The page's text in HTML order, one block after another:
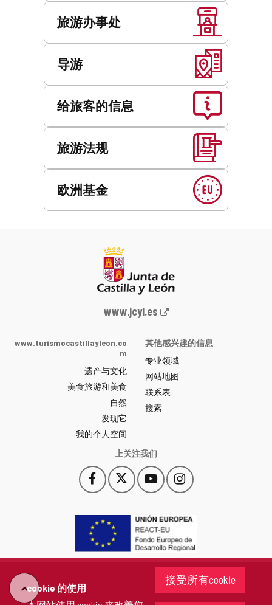
cookie 的使用
接受所有cookie
旅游办事处
导游
给旅客的信息
旅游法规
欧洲基金
Junta
y
León
网
站
门
户
-
www.jcyl.es
www.turismocastillayleon.co
m
遗产与文化
美食旅游和美食
自然
发现它
我的个人空间
其他感兴趣的信息
专业领域
网站地图
联系表
搜索
上关注我们
Facebook
此
链
会
打
开
一
此
链
一
YouTube
此
链
会
打
开
一
个
窗
Instagram
此
链
会
开
一
个
新
窗
"回